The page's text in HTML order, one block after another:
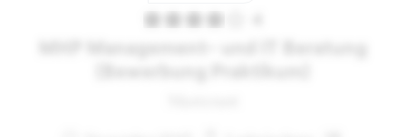
MHP Management- und IT Beratung